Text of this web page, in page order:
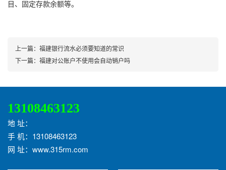
目、固定存款余额等。
上一篇： 福建银行流水必须要知道的常识
下一篇： 福建对公账户不使用会自动销户吗
13108463123
地 址：
手 机：13108463123
网 址：www.315rm.com